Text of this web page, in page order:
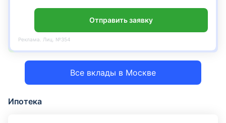
Все вклады в Москве
Отправить заявку
Реклама. Лиц. №354
Ипотека